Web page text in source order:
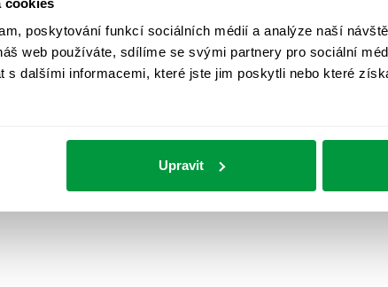
cookies
poskytování funkcí sociálních médií a analýze naší
web používáte, sdílíme se svými partnery pro sociální
s dalšími informacemi, které jste jim poskytli nebo které
Upravit